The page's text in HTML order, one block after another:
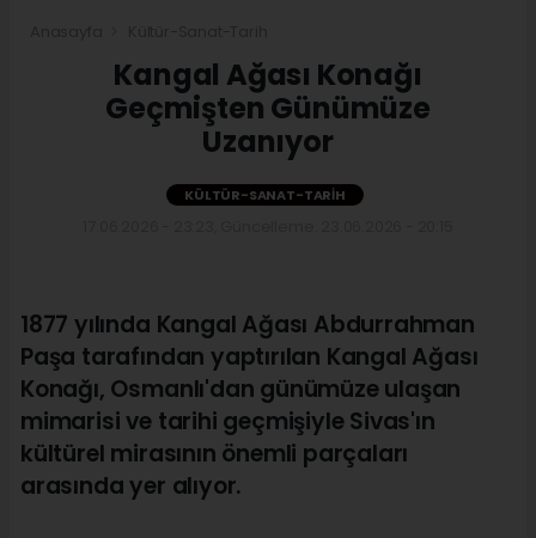
Kangal Ağası Konağı
Geçmişten Günümüze
Uzanıyor
KÜLTÜR-SANAT-TARIH
1877 yılında Kangal Ağası Abdurrahman
Paşa tarafından yaptırılan Kangal Ağası
Konağı, Osmanlı'dan günümüze ulaşan
mimarisi ve tarihi geçmişiyle Sivas'ın
kültürel mirasının önemli parçaları
arasında yer alıyor.